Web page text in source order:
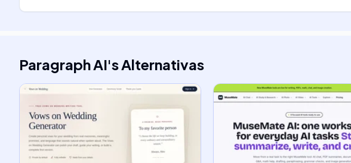
Paragraph AI'sAlternativas